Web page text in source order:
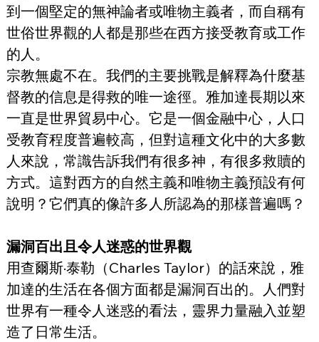
到一個堅定的無神論者或唯物主義者，而自稱有
世俗世界觀的人都是那些在西方接受教育或工作
的人。
宗教無處不在。我們的主要挑戰是解釋為什麼基
督教的信息是得救的唯一途徑。雅加達長期以來
一直是世界貿易中心。它是一個金融中心，人口
受教育程度普遍較高，但對這種文化中的大多數
人來說，常識告訴我們有很多神，有很多救贖的
方式。這對西方的自然主義和唯物主義預設有何
說明？它們真的像許多人所認為的那樣普遍嗎？
漏洞百出且令人迷惑的世界觀
用查爾斯·泰勒（Charles Taylor）的話來說，雅
加達的生活在各個方面都是漏洞百出的。人們對
世界有一種令人迷惑的看法，靈界力量融入並塑
造了日常生活。